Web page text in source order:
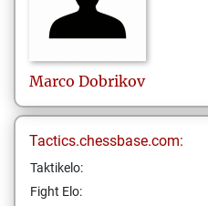
Marco Dobrikov
Tactics.chessbase.com:
Taktikelo:
Fight Elo: